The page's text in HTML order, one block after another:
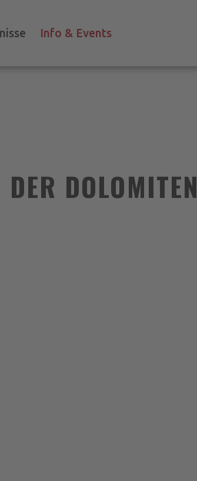
Info & Events
DOLOMITEN